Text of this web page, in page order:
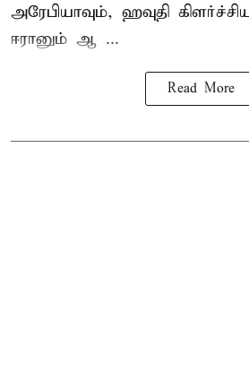
அரேபியாவும், ஹவுதி
ஈரானும் ஆ ...
Read More